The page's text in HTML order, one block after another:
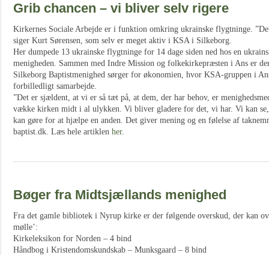
Grib chancen – vi bliver selv rigere
Kirkernes Sociale Arbejde er i funktion omkring ukrainske flygtninge.
siger Kurt Sørensen, som selv er meget aktiv i KSA i Silkeborg.
Her dumpede 13 ukrainske flygtninge for 14 dage siden ned hos en
menigheden. Sammen med Indre Mission og folkekirkepræsten i Ans er
Silkeborg Baptistmenighed sørger for økonomien, hvor KSA-gruppen i
forbilledligt samarbejde.
”Det er sjældent, at vi er så tæt på, at dem, der har behov, er
vække kirken midt i al ulykken. Vi bliver gladere for det, vi har. Vi kan
kan gøre for at hjælpe en anden. Det giver mening og en følelse af
baptist.dk. Læs hele artiklen her.
Bøger fra Midtsjællands menighed
Fra det gamle bibliotek i Nyrup kirke er der følgende overskud, der kan
mølle’:
Kirkeleksikon for Norden – 4 bind
Håndbog i Kristendomskundskab – Munksgaard – 8 bind